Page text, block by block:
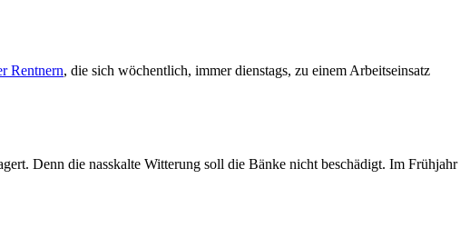
Rentnern, die sich wöchentlich, immer dienstags, zu einem Arbeitseinsatz
Denn die nasskalte Witterung soll die Bänke nicht beschädigt. Im Frühjahr